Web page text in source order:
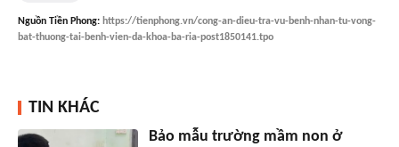
Nguồn Tiền Phong: https://tienphong.vn/cong-an-dieu-tra-vu-benh-nhan-tu-vong-
bat-thuong-tai-benh-vien-da-khoa-ba-ria-post1850141.tpo
TIN KHÁC
Bảo mẫu trường mầm non ở